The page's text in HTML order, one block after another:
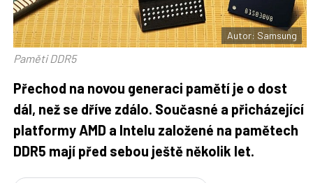
o
o
k
i
X
Autor: Samsung
Paměti DDR5
Přechod na novou generaci pamětí je o dost
dál, než se dříve zdálo. Současné a přicházející
platformy AMD a Intelu založené na pamětech
DDR5 mají před sebou ještě několik let.